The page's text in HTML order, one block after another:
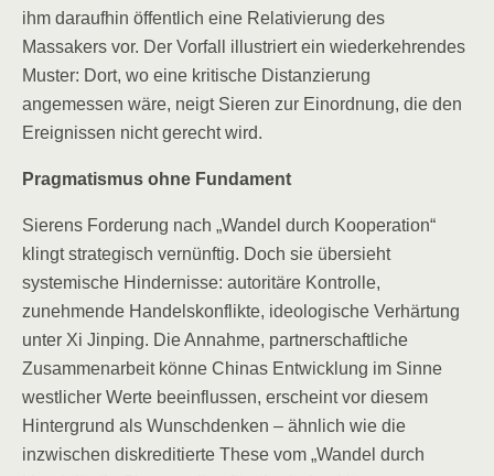
ihm daraufhin öffentlich eine Relativierung des
Massakers vor. Der Vorfall illustriert ein wiederkehrendes
Muster: Dort, wo eine kritische Distanzierung
angemessen wäre, neigt Sieren zur Einordnung, die den
Ereignissen nicht gerecht wird.
Pragmatismus ohne Fundament
Sierens Forderung nach „Wandel durch Kooperation“
klingt strategisch vernünftig. Doch sie übersieht
systemische Hindernisse: autoritäre Kontrolle,
zunehmende Handelskonflikte, ideologische Verhärtung
unter Xi Jinping. Die Annahme, partnerschaftliche
Zusammenarbeit könne Chinas Entwicklung im Sinne
westlicher Werte beeinflussen, erscheint vor diesem
Hintergrund als Wunschdenken – ähnlich wie die
inzwischen diskreditierte These vom „Wandel durch